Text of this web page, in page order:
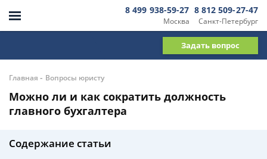
Москва
8 499 938-59-27
Санкт-Петербург
8 812 509-27-47
Задать вопрос
Главная - Вопросы юристу
Можно ли и как сократить должность
главного бухгалтера
Содержание статьи